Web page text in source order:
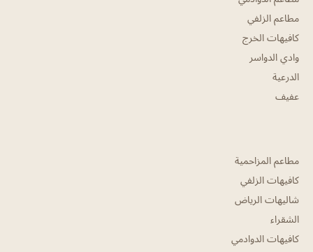
مطاعم الزلفي
كافيهات الخرج
وادي الدواسر
الدرعية
عفيف
مطاعم المزاحمية
كافيهات الزلفي
شاليهات الرياض
الشقراء
كافيهات الدوادمي